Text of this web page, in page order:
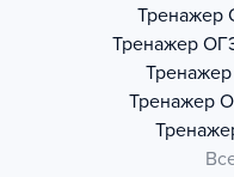
Тренажер
Тренажер
Тренажер
Тренажер